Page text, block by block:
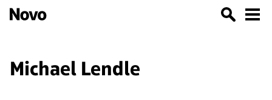
Michael Lendle